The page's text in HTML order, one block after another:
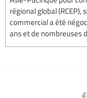
régional global (RCEP),
commercial a été
ans et de nombreuses